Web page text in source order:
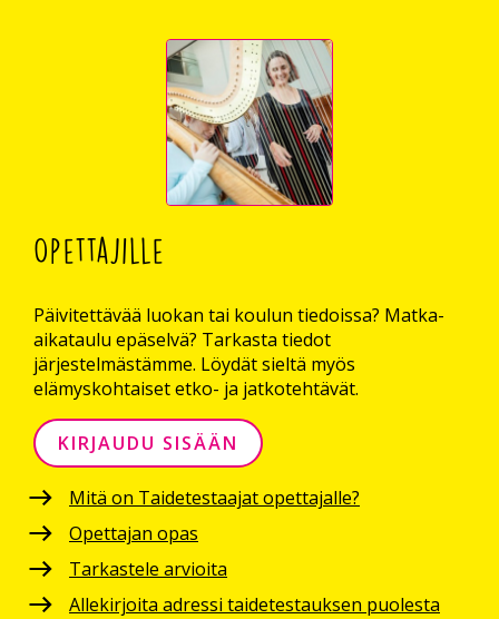
Opettajille
Päivitettävää luokan tai koulun tiedoissa? Matka-
aikataulu epäselvä? Tarkasta tiedot
järjestelmästämme. Löydät sieltä myös
elämyskohtaiset etko- ja jatkotehtävät.
KIRJAUDU SISÄÄN
Mitä on Taidetestaajat opettajalle?
Opettajan opas
Tarkastele arvioita
Allekirjoita adressi taidetestauksen puolesta